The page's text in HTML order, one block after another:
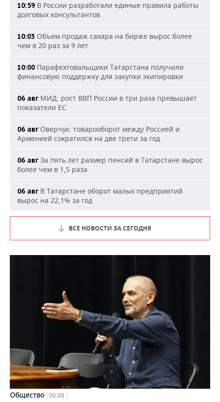
10:59 В России разработали единые правила работы
долговых консультантов
10:03 Объем продаж сахара на бирже вырос более
чем в 20 раз за 9 лет
10:00 Парафехтовальщики Татарстана получили
финансовую поддержку для закупки экипировки
06 авг МИД: рост ВВП России в три раза превышает
показатели ЕС
06 авг Оверчук: товарооборот между Россией и
Арменией сократился на две трети за год
06 авг За пять лет размер пенсий в Татарстане вырос
более чем в 1,5 раза
06 авг В Татарстане оборот малых предприятий
вырос на 22,1% за год
ВСЕ НОВОСТИ ЗА СЕГОДНЯ
Общество 00:00